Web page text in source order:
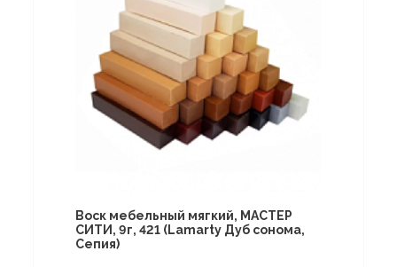
Воск мебельный мягкий, МАСТЕР
СИТИ, 9г, 421 (Lamarty Дуб сонома,
Сепия)